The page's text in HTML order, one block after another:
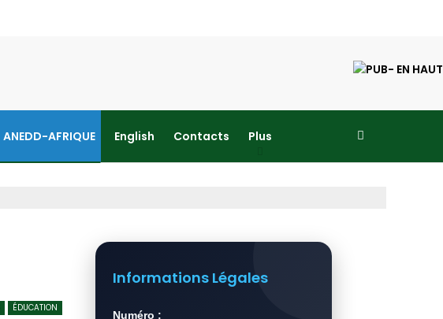
ANEDD-AFRIQUE English Contacts Plus
ÉDUCATION
Informations Légales
Numéro :